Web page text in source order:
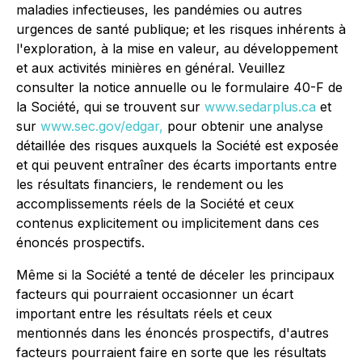
maladies infectieuses, les pandémies ou autres
urgences de santé publique; et les risques inhérents à
l'exploration, à la mise en valeur, au développement
et aux activités minières en général. Veuillez
consulter la notice annuelle ou le formulaire 40-F de
la Société, qui se trouvent sur www.sedarplus.ca et
sur www.sec.gov/edgar, pour obtenir une analyse
détaillée des risques auxquels la Société est exposée
et qui peuvent entraîner des écarts importants entre
les résultats financiers, le rendement ou les
accomplissements réels de la Société et ceux
contenus explicitement ou implicitement dans ces
énoncés prospectifs.
Même si la Société a tenté de déceler les principaux
facteurs qui pourraient occasionner un écart
important entre les résultats réels et ceux
mentionnés dans les énoncés prospectifs, d'autres
facteurs pourraient faire en sorte que les résultats